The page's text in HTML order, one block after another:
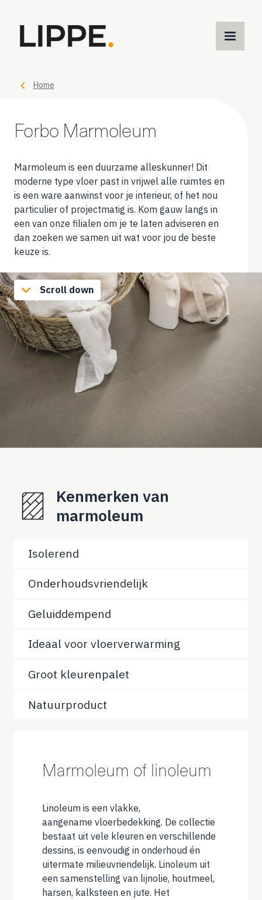
Home
Forbo Marmoleum
Marmoleum is een duurzame alleskunner! Dit
moderne type vloer past in vrijwel alle ruimtes en
is een ware aanwinst voor je interieur, of het nou
particulier of projectmatig is. Kom gauw langs in
een van onze filialen om je te laten adviseren en
dan zoeken we samen uit wat voor jou de beste
keuze is.
Scroll down
Kenmerken van
marmoleum
Isolerend
Onderhoudsvriendelijk
Geluiddempend
Ideaal voor vloerverwarming
Groot kleurenpalet
Natuurproduct
Marmoleum of linoleum
Linoleum is een vlakke,
aangename vloerbedekking. De collectie
bestaat uit vele kleuren en verschillende
dessins, is eenvoudig in onderhoud én
uitermate milieuvriendelijk. Linoleum uit
een samenstelling van lijnolie, houtmeel,
harsen, kalksteen en jute. Het